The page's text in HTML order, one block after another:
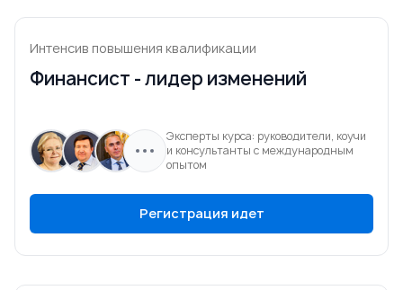
Интенсив повышения квалификации
Финансист - лидер изменений
Эксперты курса: руководители, коучи
и консультанты с международным
опытом
Регистрация идет